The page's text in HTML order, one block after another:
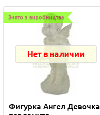
Знято з виробництва
Нет в наличии
Фигурка Ангел Девочка